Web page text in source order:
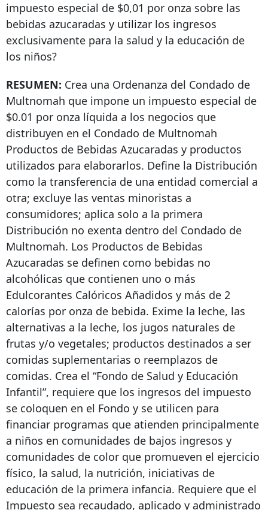
impuesto especial de $0,01 por onza sobre las
bebidas azucaradas y utilizar los ingresos
exclusivamente para la salud y la educación de
los niños?
RESUMEN: Crea una Ordenanza del Condado de
Multnomah que impone un impuesto especial de
$0.01 por onza líquida a los negocios que
distribuyen en el Condado de Multnomah
Productos de Bebidas Azucaradas y productos
utilizados para elaborarlos. Define la Distribución
como la transferencia de una entidad comercial a
otra; excluye las ventas minoristas a
consumidores; aplica solo a la primera
Distribución no exenta dentro del Condado de
Multnomah. Los Productos de Bebidas
Azucaradas se definen como bebidas no
alcohólicas que contienen uno o más
Edulcorantes Calóricos Añadidos y más de 2
calorías por onza de bebida. Exime la leche, las
alternativas a la leche, los jugos naturales de
frutas y/o vegetales; productos destinados a ser
comidas suplementarias o reemplazos de
comidas. Crea el “Fondo de Salud y Educación
Infantil”, requiere que los ingresos del impuesto
se coloquen en el Fondo y se utilicen para
financiar programas que atienden principalmente
a niños en comunidades de bajos ingresos y
comunidades de color que promueven el ejercicio
físico, la salud, la nutrición, iniciativas de
educación de la primera infancia. Requiere que el
Impuesto sea recaudado, aplicado y administrado